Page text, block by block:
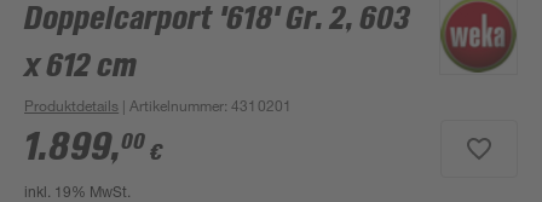
Doppelcarport '618' Gr. 2, 603
x 612 cm
Produktdetails | Artikelnummer:4310201
1.899,00 €
inkl. 19% MwSt.